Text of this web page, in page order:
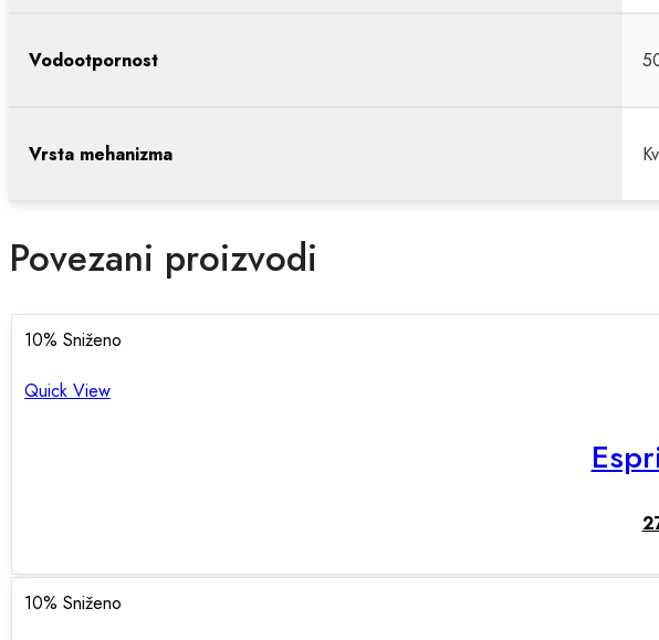
Vodootpornost
Vrsta mehanizma
Povezani proizvodi
10% Sniženo
Quick View
10% Sniženo